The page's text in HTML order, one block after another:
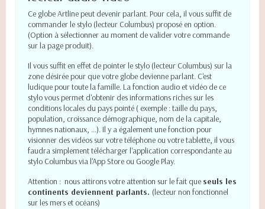
Ce globe Artline peut devenir parlant. Pour cela, il vous suffit de
commander le stylo (lecteur Columbus) proposé en option.
(Option à sélectionner au moment de valider votre commande
sur la page produit).
Il vous suffit en effet de pointer le stylo (lecteur Columbus) sur la
zone désirée pour que votre globe devienne parlant. C'est
ludique pour toute la famille. La fonction audio et vidéo de ce
stylo vous permet d'obtenir des informations riches sur les
conditions locales du pays pointé ( exemple : taille du pays,
population, croissance démographique, nom de la capitale,
hymnes nationaux, ...). Il y a également une fonction pour
visionner des vidéos sur votre téléphone ou votre tablette, il vous
faudra simplement télécharger l'application correspondante au
stylo Columbus via l'App Store ou Google Play.
Attention : nous attirons votre attention sur le fait que seuls les
continents deviennent parlants. (lecteur non fonctionnel
sur les mers et océans)